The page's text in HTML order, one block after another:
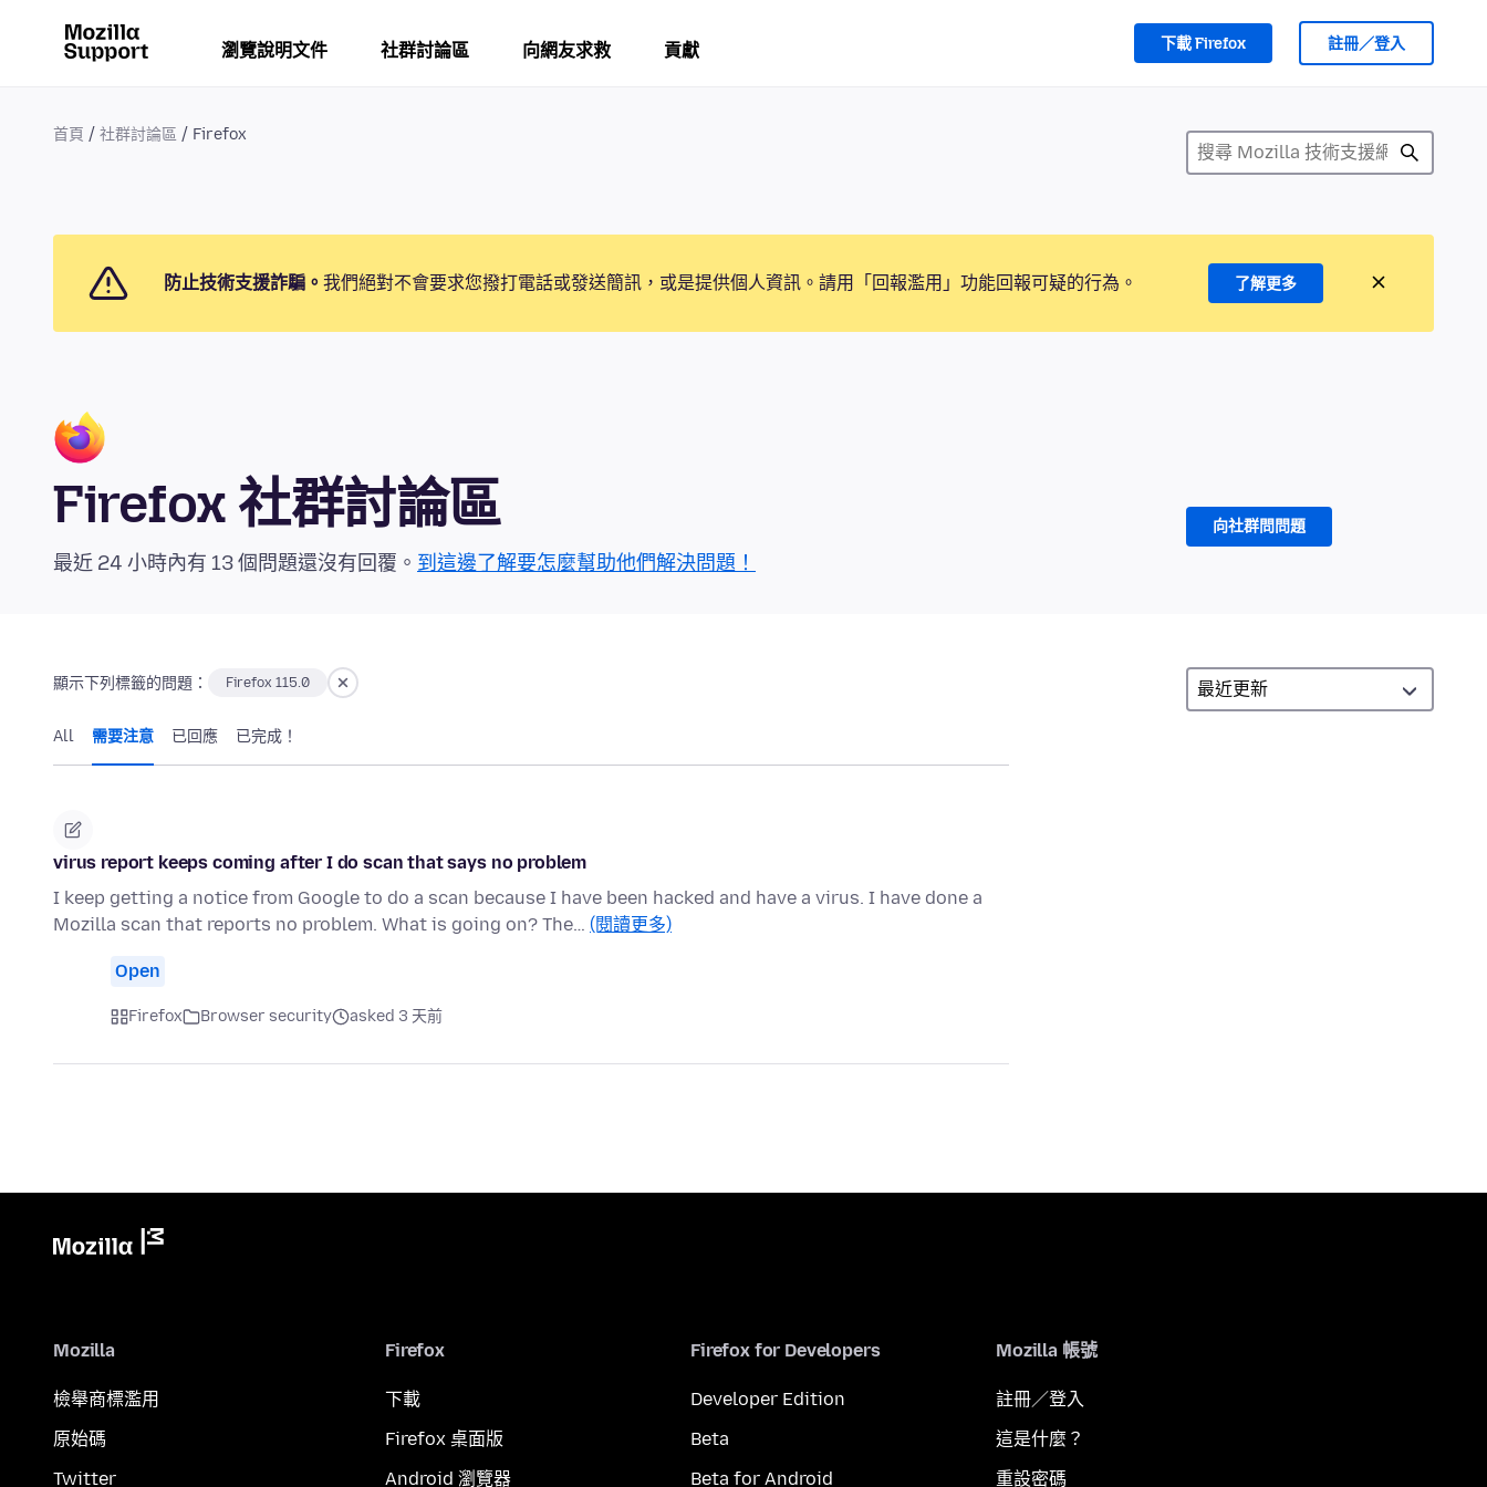
瀏覽說明文件 社群討論區 向網友求救 貢獻 下載 Firefox 註冊／登入
首頁 社群討論區 Firefox
防止技術支援詐騙。 我們絕對不會要求您撥打電話或發送簡訊，或是提供個人資訊。請用「回報濫用」功能回報可疑的行為。 了解更多
Firefox 社群討論區
最近 24 小時內有 13 個問題還沒有回覆。 到這邊了解要怎麼幫助他們解決問題！
向社群問問題
顯示下列標籤的問題： Firefox 115.0
All 需要注意 已回應 已完成！
virus report keeps coming after I do scan that says no problem
I keep getting a notice from Google to do a scan because I have been hacked and have a virus. I have done a
Mozilla scan that reports no problem. What is going on? The… (閱讀更多)
Open
Firefox Browser security asked 3 天前
Mozilla
檢舉商標濫用
原始碼
Twitter
Firefox
下載
Firefox 桌面版
Android 瀏覽器
Firefox for Developers
Developer Edition
Beta
Beta for Android
Mozilla 帳號
註冊／登入
這是什麼？
重設密碼